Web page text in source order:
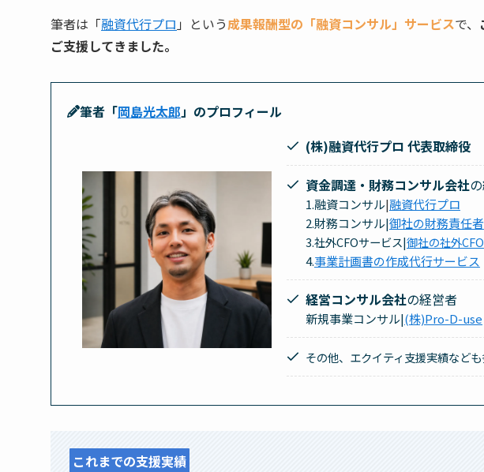
筆者は「融資代行プロ 」という成果報酬型の「融資コンサル」サービスで、
ご支援してきました。
筆者「岡島光太郎 」のプロフィール
(株)融資代行プロ 代表取締役
資金調達・財務コンサル会社
1.融資コンサル|融資代行プロ
2.財務コンサル|御社の財務責任者
3.社外CFOサービス|御社の社外CFO
4.事業計画書の作成代行サービス
経営コンサル会社の経営者
新規事業コンサル|(株)Pro-D-use
その他、エクイティ支援実績など
これまでの支援実績